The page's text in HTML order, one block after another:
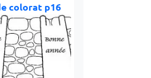
colorat p16